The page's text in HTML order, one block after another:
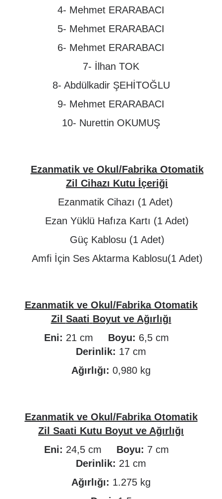
4- Mehmet ERARABACI
5- Mehmet ERARABACI
6- Mehmet ERARABACI
7- İlhan TOK
8- Abdülkadir ŞEHİTOĞLU
9- Mehmet ERARABACI
10- Nurettin OKUMUŞ
Ezanmatik ve Okul/Fabrika Otomatik
Zil Cihazı Kutu İçeriği
Ezanmatik Cihazı (1 Adet)
Ezan Yüklü Hafıza Kartı (1 Adet)
Güç Kablosu (1 Adet)
Amfi İçin Ses Aktarma Kablosu(1 Adet)
Ezanmatik ve Okul/Fabrika Otomatik
Zil Saati Boyut ve Ağırlığı
Eni: 21 cm Boyu: 6,5 cm
Derinlik: 17 cm
Ağırlığı: 0,980 kg
Ezanmatik ve Okul/Fabrika Otomatik
Zil Saati Kutu Boyut ve Ağırlığı
Eni: 24,5 cm Boyu: 7 cm
Derinlik: 21 cm
Ağırlığı: 1.275 kg